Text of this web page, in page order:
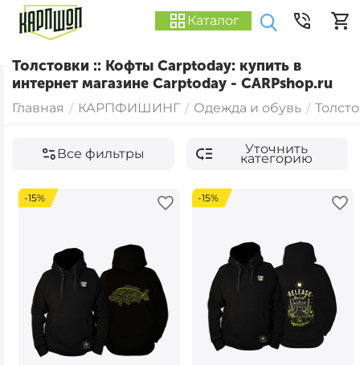
Каталог
Толстовки :: Кофты Carptoday: купить в
интернет магазине Carptoday - CARPshop.ru
Главная / КАРПФИШИНГ / Одежда и обувь /
Все фильтры Уточнить
категорию
-15% -15%